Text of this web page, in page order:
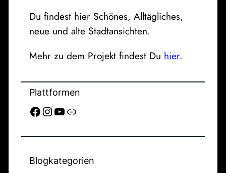
Du findest hier Schönes, Alltägliches,
neue und alte Stadtansichten.
Mehr zu dem Projekt findest Du hier.
Plattformen
Facebook Instagram YouTube Link
Blogkategorien